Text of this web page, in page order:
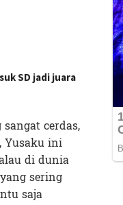
SD jadi juara
cerdas,
Yusaku ini
di dunia
sering
saja